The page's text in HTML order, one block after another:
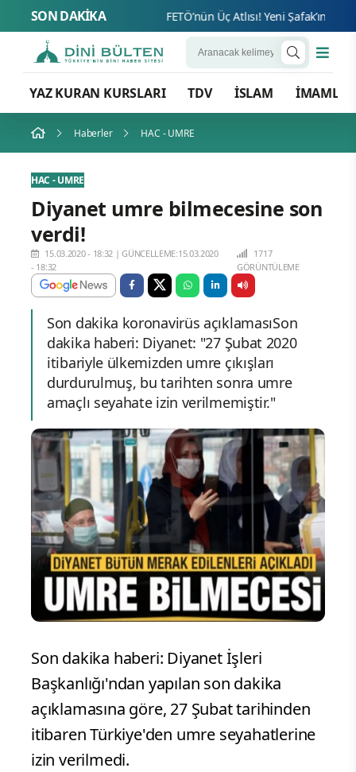
SON DAKİKA
YAZ KURAN KURSLARI TDV İSLAM İMAMLAR
Haberler HAC - UMRE
HAC - UMRE
Diyanet umre bilmecesine son
verdi!
15.03.2020 - 18:32 |GÜNCELLEME:15.03.2020
- 18:32
1717
GÖRÜNTÜLEME
Son dakika koronavirüs açıklamasıSon
dakika haberi: Diyanet: "27 Şubat 2020
itibariyle ülkemizden umre çıkışları
durdurulmuş, bu tarihten sonra umre
amaçlı seyahate izin verilmemiştir."
Son dakika haberi: Diyanet İşleri
Başkanlığı'ndan yapılan son dakika
açıklamasına göre, 27 Şubat tarihinden
itibaren Türkiye'den umre seyahatlerine
izin verilmedi.